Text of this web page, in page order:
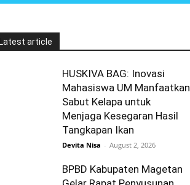
Latest article
HUSKIVA BAG: Inovasi
Mahasiswa UM Manfaatkan
Sabut Kelapa untuk
Menjaga Kesegaran Hasil
Tangkapan Ikan
Devita Nisa - August 2, 2026
BPBD Kabupaten Magetan